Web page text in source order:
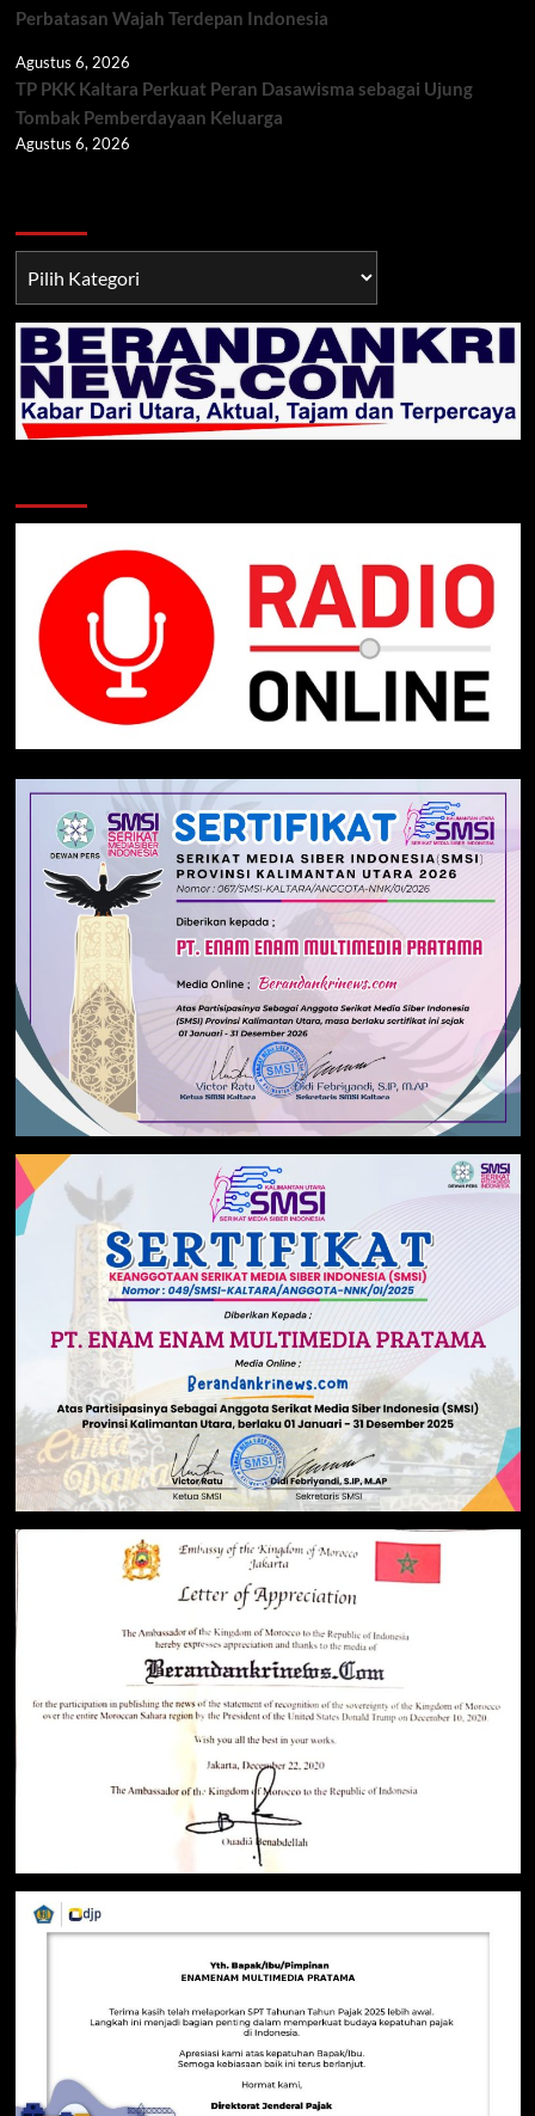
Perbatasan Wajah Terdepan Indonesia
Agustus 6, 2026
TP PKK Kaltara Perkuat Peran Dasawisma sebagai Ujung
Tombak Pemberdayaan Keluarga
Agustus 6, 2026
TNI/POLRI